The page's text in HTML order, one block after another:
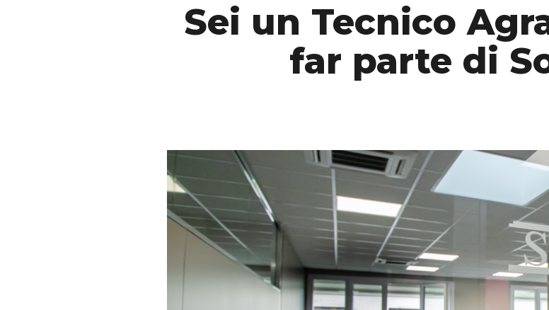
Sei un Tecnico
far parte di